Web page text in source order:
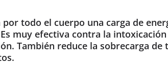
todo el cuerpo una carga de
muy efectiva contra la
También reduce la sobrecarga